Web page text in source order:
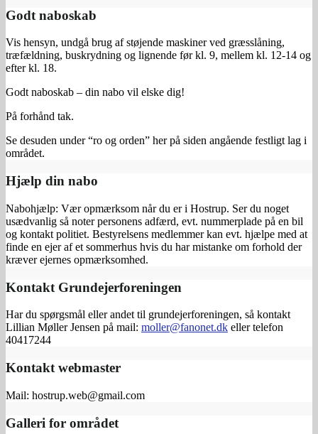
Godt naboskab
Vis hensyn, undgå brug af støjende maskiner ved græsslåning,
træfældning, buskrydning og lignende før kl. 9, mellem kl. 12-14 og
efter kl. 18.
Godt naboskab – din nabo vil elske dig!
På forhånd tak.
Se desuden under “ro og orden” her på siden angående festligt lag i
området.
Hjælp din nabo
Nabohjælp: Vær opmærksom når du er i Hostrup. Ser du noget
usædvanlig så noter personens adfærd, evt. nummerplade på en bil
og kontakt politiet. Bestyrelsens medlemmer kan evt. hjælpe med at
finde en ejer af et sommerhus hvis du har mistanke om forhold der
kræver ejernes opmærksomhed.
Kontakt Grundejerforeningen
Har du spørgsmål eller andet til grundejerforeningen, så kontakt
Lillian Møller Jensen på mail: moller@fanonet.dk eller telefon
40417244
Kontakt webmaster
Mail: hostrup.web@gmail.com
Galleri for området